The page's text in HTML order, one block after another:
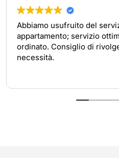
Abbiamo usufruito del
appartamento; servizio
ordinato. Consiglio di
necessità.